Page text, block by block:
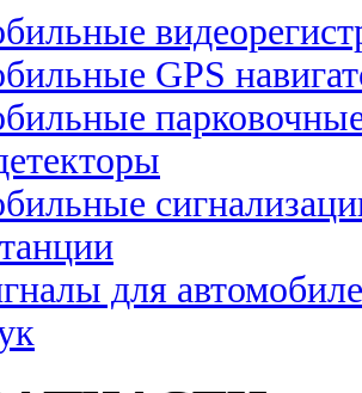
GPS
для